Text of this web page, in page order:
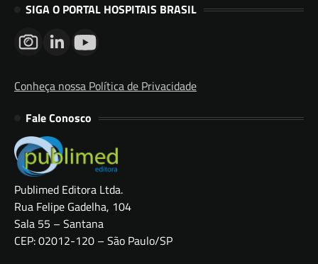
SIGA O PORTAL HOSPITAIS BRASIL
Conheça nossa Política de Privacidade
Fale Conosco
Publimed Editora Ltda.
Rua Felipe Gadelha, 104
Sala 55 – Santana
CEP: 02012-120 – São Paulo/SP